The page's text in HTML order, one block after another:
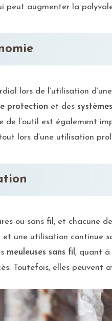
peut augmenter la
lors de l’utilisation
protection et des
de l’outil est également
lors d’une utilisation
ou sans fil, et chacune
et une utilisation continue
meuleuses sans fil , quant
Toutefois, elles